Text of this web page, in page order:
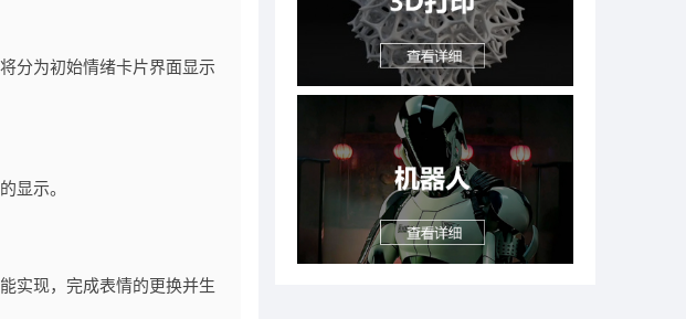
分为初始情绪卡片界面显示
显示。
实现，完成表情的更换并生